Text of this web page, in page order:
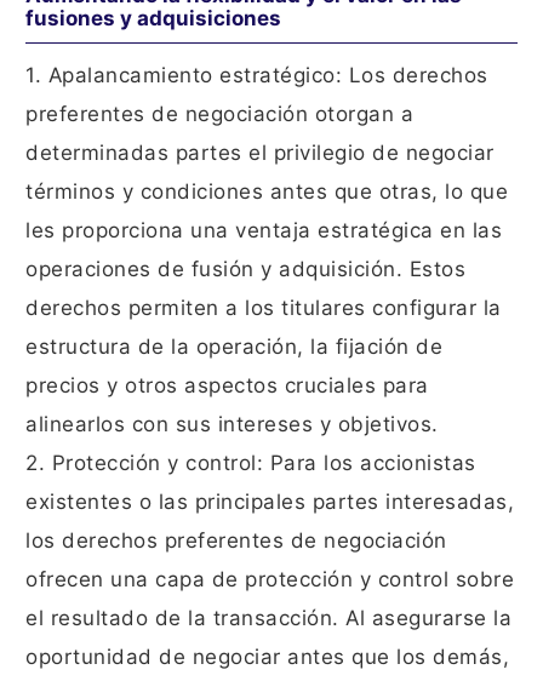
fusiones y adquisiciones
1. Apalancamiento estratégico: Los derechos
preferentes de negociación otorgan a
determinadas partes el privilegio de negociar
términos y condiciones antes que otras, lo que
les proporciona una ventaja estratégica en las
operaciones de fusión y adquisición. Estos
derechos permiten a los titulares configurar la
estructura de la operación, la fijación de
precios y otros aspectos cruciales para
alinearlos con sus intereses y objetivos.
2. Protección y control: Para los accionistas
existentes o las principales partes interesadas,
los derechos preferentes de negociación
ofrecen una capa de protección y control sobre
el resultado de la transacción. Al asegurarse la
oportunidad de negociar antes que los demás,